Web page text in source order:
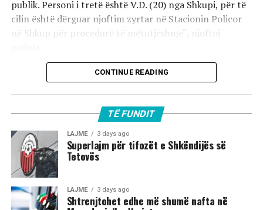
publik. Personi i tretë është V.D. (20) nga Shkupi, për të
cilin është dërguar njoftim zyrtar në Stacionin Policor
në Shkup për procedurë të mëtutjeshme“, njoftoi
Ata theksojnë se ndaj të treve do të zbatohet një
procedurë e përshpejtuar para gjykatës sapo të
autoriteteve, sulmi ka ndodhur në orët e para të
mëngjesit të 2 gushtit në rrugën „Borçe Jovanoski“, ku
dy të rinj janë goditur me mjete dhe shkopinj druri.
Në rrjetet sociale u shfaq një video-incizim shqetësues
nga Gostivari, në të cilin shfaqet një përleshje e ashpër
fizike mes një grupi më të madh të rinjsh.
CONTINUE READING
TË FUNDIT
LAJME 3 days ago
Superlajm për tifozët e Shkëndijës së
Tetovës
LAJME 3 days ago
Shtrenjtohet edhe më shumë nafta në